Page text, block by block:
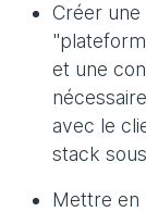
Créer
et une
avec le
stack
Mettre en